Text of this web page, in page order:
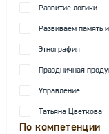
Развитие логики
Развиваем память
Этнография
Праздничная
Управление
Татьяна Цветкова
По компетенции